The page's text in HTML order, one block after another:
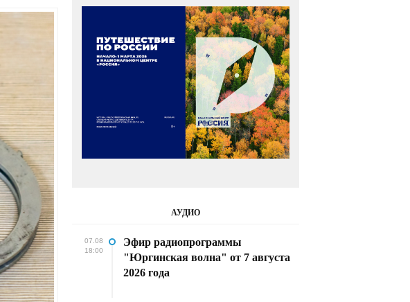
АУДИО
07.08
18:00
Эфир радиопрограммы
"Юргинская волна" от 7 августа
2026 года